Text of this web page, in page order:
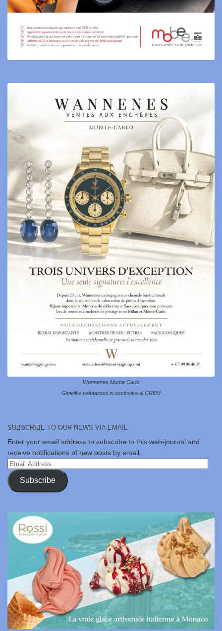
Wannenes Monte Carlo
Gioielli e valutazioni in esclusiva al CREM
SUBSCRIBE TO OUR NEWS VIA EMAIL
Enter your email address to subscribe to this web-journal and
receive notifications of new posts by email.
Email
Address
Subscribe